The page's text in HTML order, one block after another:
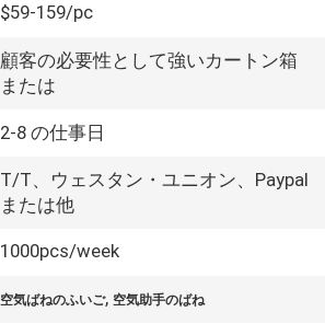
$59-159/pc
顧客の必要性として強いカートン箱
または
2-8 の仕事日
T/T、ウェスタン・ユニオン、Paypal
または他
1000pcs/week
空気ばねのふいご, 空気助手のばね